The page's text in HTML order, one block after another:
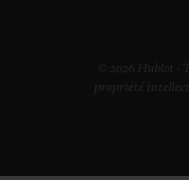
© 2026 Hublot -
propriété